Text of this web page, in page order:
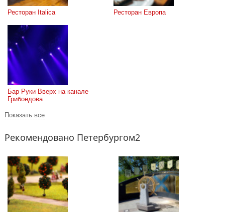
Ресторан Italica Ресторан Европа
Бар Руки Вверх на канале
Грибоедова
Показать все
Рекомендовано Петербургом2